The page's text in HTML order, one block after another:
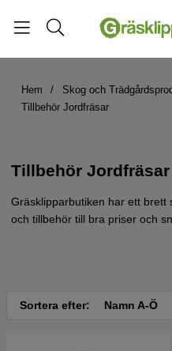
Hem Skog och
Tillbehör Jordfräsar
Tillbehör Jordfräsar
Gräsklipparbutiken har ett
och tillbehör till bra priser och
Sortera efter: Namn A-Ö